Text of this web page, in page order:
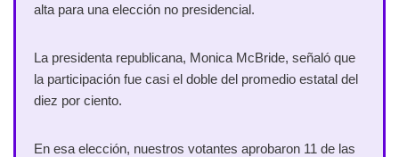
alta para una elección no presidencial.
La presidenta republicana, Monica McBride, señaló que
la participación fue casi el doble del promedio estatal del
diez por ciento.
En esa elección, nuestros votantes aprobaron 11 de las